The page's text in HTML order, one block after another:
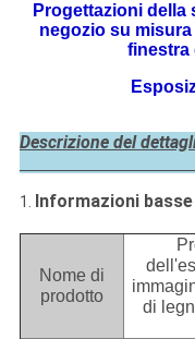
Progettazioni della
negozio su
finestra
1. Informazioni basse
Nome di
prodotto
di